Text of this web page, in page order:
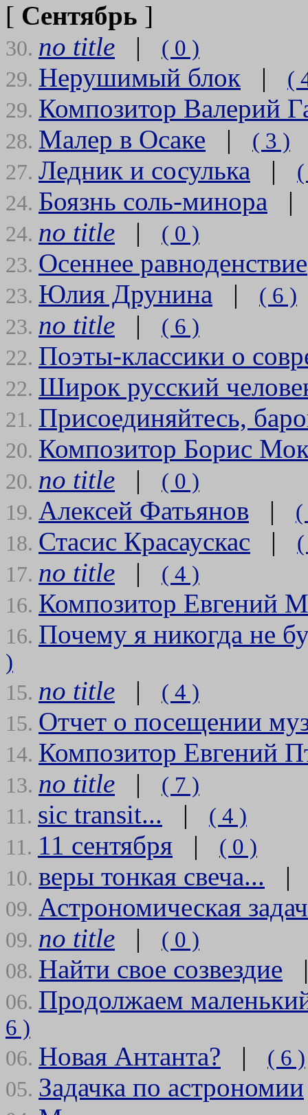
[ Сентябрь ]
30. no title | ( 0 )
29. Нерушимый блок | (
29. Композитор Валерий
28. Малер в Осаке | ( 3 )
27. Ледник и сосулька |
24. Боязнь соль-минора
24. no title | ( 0 )
23. Осеннее равноденствие
23. Юлия Друнина | ( 6 )
23. no title | ( 6 )
22. Поэты-классики о
22. Широк русский
21. Присоединяйтесь,
20. Композитор Борис
20. no title | ( 0 )
19. Алексей Фатьянов | (
18. Стасис Красаускас |
17. no title | ( 4 )
16. Композитор Евгений
16. Почему я никогда не
)
15. no title | ( 4 )
15. Отчет о посещении
14. Композитор Евгений
13. no title | ( 7 )
11. sic transit... | ( 4 )
11. 11 сентября | ( 0 )
10. веры тонкая свеча...
09. Астрономическая
09. no title | ( 0 )
08. Найти свое созвездие
06. Продолжаем
6 )
06. Новая Антанта? | ( 6 )
05. Задачка по астрономии